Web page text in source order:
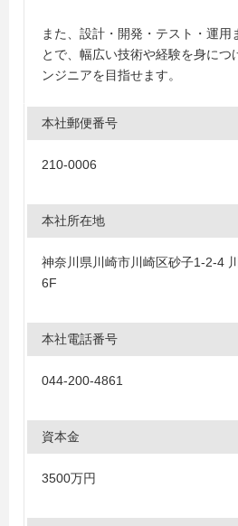
また、設計・開発・テスト・運用
とで、幅広い技術や経験を身につ
ンジニアを目指せます。
本社郵便番号
210-0006
本社所在地
神奈川県川崎市川崎区砂子1-2-4
6F
本社電話番号
044-200-4861
資本金
3500万円